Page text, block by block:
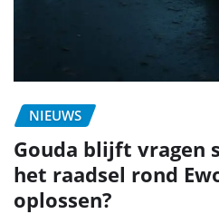
NIEUWS
Gouda blijft vragen
het raadsel rond
oplossen?